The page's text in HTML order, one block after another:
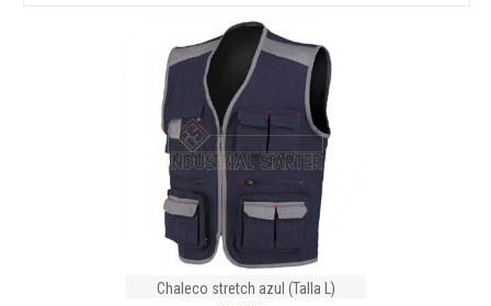
Chaleco stretch azul (Talla L)